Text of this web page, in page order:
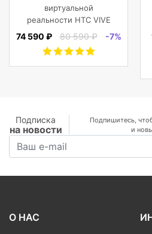
виртуальной
реальности HTC VIVE
Cosmos
74 590 ₽ 80 590 ₽ -7%
Подписка
на новости
Подпишитесь,
и
О НАС